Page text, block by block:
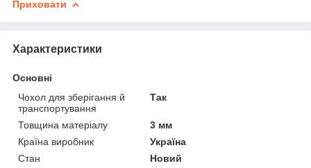
Приховати
Характеристики
Основні
Чохол для зберігання й
транспортування
Так
Товщина матеріалу
3 мм
Країна виробник
Україна
Стан
Новий